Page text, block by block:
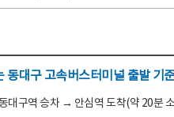
동대구 고속버스터미널 출발 기
대구역 승차 → 안심역 도착(약 20분